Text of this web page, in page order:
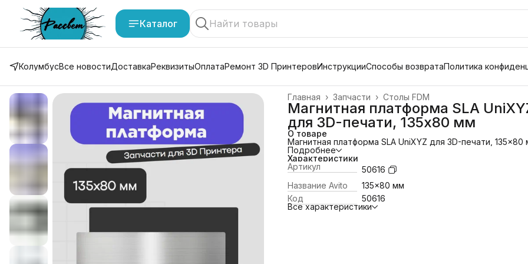
Каталог
КолумбусВсе новостиДоставкаРеквизитыОплатаРемонт 3D ПринтеровИнструкцииСпособы возвратаПолитика
Столы FDM
Запчасти ›
Главная ›
Магнитная платформа SLA
для 3D-печати, 135x80 мм
О товаре
Магнитная платформа SLA UniXYZ для 3D-печати, 135x80
Подробнее
Характеристики
Артикул
50616
Название Avito
135x80 мм
Код
50616
Все характеристики